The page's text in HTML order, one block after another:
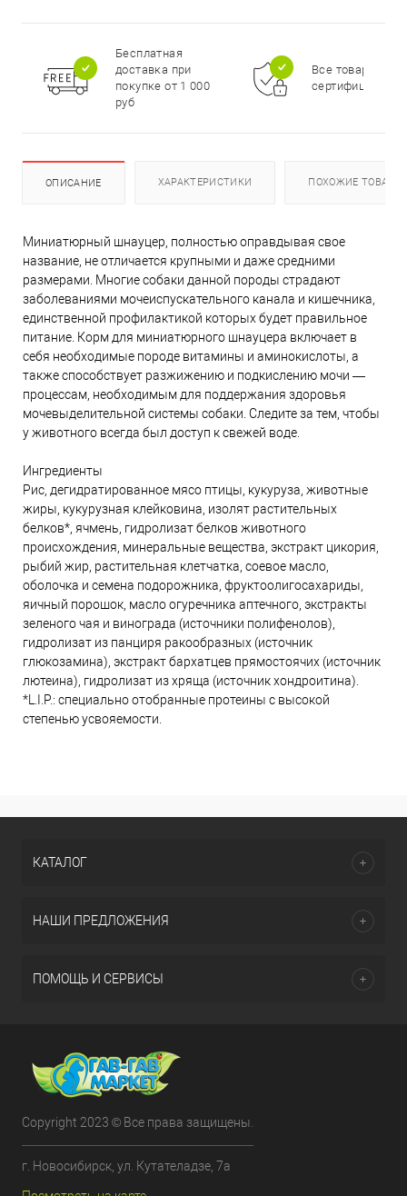
Бесплатная
доставка при
покупке от 1 000
руб
Все товары
ОПИСАНИЕ ХАРАКТЕРИСТИКИ ПОХОЖИЕ ТОВАРЫ
Миниатюрный шнауцер, полностью оправдывая свое
название, не отличается крупными и даже средними
размерами. Многие собаки данной породы страдают
заболеваниями мочеиспускательного канала и кишечника,
единственной профилактикой которых будет правильное
питание. Корм для миниатюрного шнауцера включает в
себя необходимые породе витамины и аминокислоты, а
также способствует разжижению и подкислению мочи —
процессам, необходимым для поддержания здоровья
мочевыделительной системы собаки. Следите за тем, чтобы
у животного всегда был доступ к свежей воде.
Ингредиенты
Рис, дегидратированное мясо птицы, кукуруза, животные
жиры, кукурузная клейковина, изолят растительных
белков*, ячмень, гидролизат белков животного
происхождения, минеральные вещества, экстракт цикория,
рыбий жир, растительная клетчатка, соевое масло,
оболочка и семена подорожника, фруктоолигосахариды,
яичный порошок, масло огуречника аптечного, экстракты
зеленого чая и винограда (источники полифенолов),
гидролизат из панциря ракообразных (источник
глюкозамина), экстракт бархатцев прямостоячих (источник
лютеина), гидролизат из хряща (источник хондроитина).
*L.I.P.: специально отобранные протеины с высокой
степенью усвояемости.
КАТАЛОГ
НАШИ ПРЕДЛОЖЕНИЯ
ПОМОЩЬ И СЕРВИСЫ
Copyright 2023 © Все права защищены.
г. Новосибирск, ул. Кутателадзе, 7а